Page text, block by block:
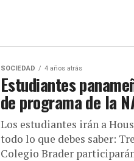
SOCIEDAD 4 años atrás
Estudiantes
de programa de la
Los estudiantes irán a
todo lo que debes saber:
Colegio Brader